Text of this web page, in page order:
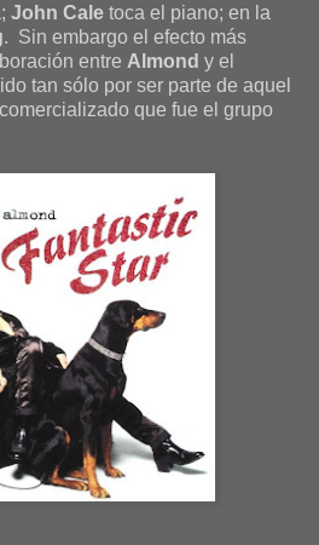
John Cale toca el piano; en la
. Sin embargo el efecto más
entre Almond y el
tan sólo por ser parte de aquel
que fue el grupo